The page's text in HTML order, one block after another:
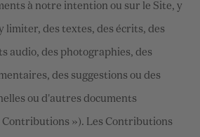
à notre intention ou sur le Site, y
limiter, des textes, des écrits, des
audio, des photographies, des
des suggestions ou des
ou d'autres documents
Contributions »). Les Contributions